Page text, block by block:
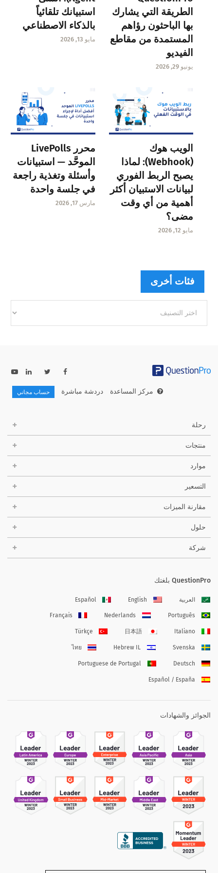
الطريقة التي يشارك
بها الباحثون رؤاهم
المستمدة من مقاطع
الفيديو
يونيو 29, 2026
استبيانك تلقائياً
بالذكاء الاصطناعي
مايو 13, 2026
الويب هوك
(Webhook): لماذا
يصبح الربط الفوري
لبيانات الاستبيان أكثر
أهمية من أي وقت
مضى؟
مايو 12, 2026
محرر LivePolls
الموحَّد — استبيانات
وأسئلة وتغذية راجعة
في جلسة واحدة
مارس 17, 2026
فئات أخرى
أخرى
مركز المساعدة دردشة مباشرة حساب مجاني
رحلة
منتجات
موارد
التسعير
مقارنة الميزات
حلول
شركة
QuestionPro بلغتك
العربية English
Español
Português
Nederlands
Français
Italiano
日本語
Türkçe
Svenska
Hebrew IL
ไทย
Deutsch
Portuguese de Portugal
Español / España
الجوائز والشهادات